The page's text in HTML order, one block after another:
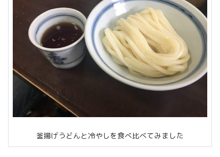
釜揚げうどんと冷やしを食べ比べてみました